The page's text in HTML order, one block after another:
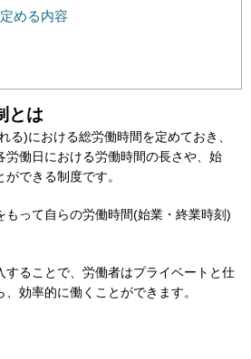
める内容
とは
る)における総労働時間を定めておき、
労働日における労働時間の長さや、始
できる制度です。
もって自らの労働時間(始業・終業時刻)
することで、労働者はプライベートと仕
効率的に働くことができます。